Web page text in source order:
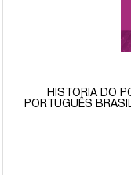
HISTÓRIA DO
PORTUGUÊS